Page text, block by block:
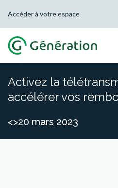
Accéder à votre espace
Activez la
accélérer vos
<>20 mars 2023